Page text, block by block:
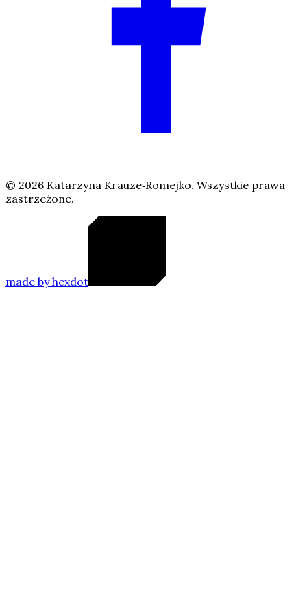
© 2026 Katarzyna Krauze‑Romejko. Wszystkie prawa
zastrzeżone.
made by hexdot